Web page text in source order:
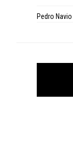
Pedro Navio